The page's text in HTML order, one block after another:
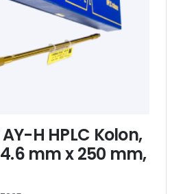
H HPLC Kolon,
mm x 250 mm,